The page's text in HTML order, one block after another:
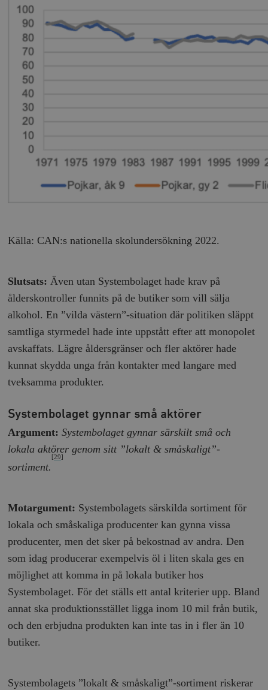
Källa: CAN:s nationella skolundersökning 2022.
Slutsats: Även utan Systembolaget hade krav på
ålderskontroller funnits på de butiker som vill sälja
alkohol. En ”vilda västern”-situation där politiken släppt
samtliga styrmedel hade inte uppstått efter att monopolet
avskaffats. Lägre åldersgränser och fler aktörer hade
kunnat skydda unga från kontakter med langare med
tveksamma produkter.
Systembolaget gynnar små aktörer
Argument:Systembolaget gynnar särskilt små och
lokala aktörer genom sitt ”lokalt & småskaligt”-
sortiment.
[29]
Motargument: Systembolagets särskilda sortiment för
lokala och småskaliga producenter kan gynna vissa
producenter, men det sker på bekostnad av andra. Den
som idag producerar exempelvis öl i liten skala ges en
möjlighet att komma in på lokala butiker hos
Systembolaget. För det ställs ett antal kriterier upp. Bland
annat ska produktionsstället ligga inom 10 mil från butik,
och den erbjudna produkten kan inte tas in i fler än 10
butiker.
Systembolagets ”lokalt & småskaligt”-sortiment riskerar